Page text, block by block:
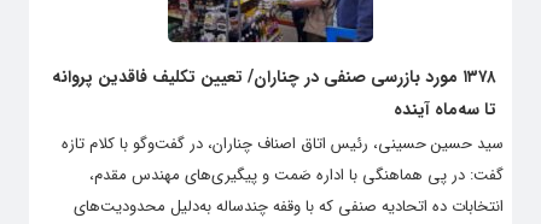
۱۳۷۸ مورد بازرسی صنفی در چناران/ تعیین تکلیف فاقدین پروانه
تا سه‌ماه آینده
سید حسین حسینی، رئیس اتاق اصناف چناران، در گفت‌وگو با کلام تازه
گفت: در پی هماهنگی با اداره صَمت و پیگیری‌های مهندس مقدم،
انتخابات ده اتحادیه صنفی که با وقفه چندساله به‌دلیل محدودیت‌های